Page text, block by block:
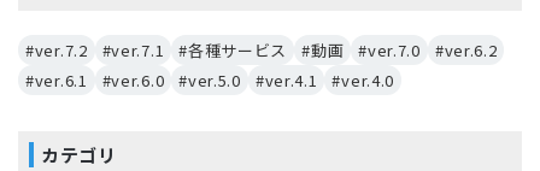
#ver.7.2 #ver.7.1 #各種サービス #動画 #ver.7.0
#ver.6.2
#ver.6.1
#ver.6.0 #ver.5.0 #ver.4.1 #ver.4.0
カテゴリ